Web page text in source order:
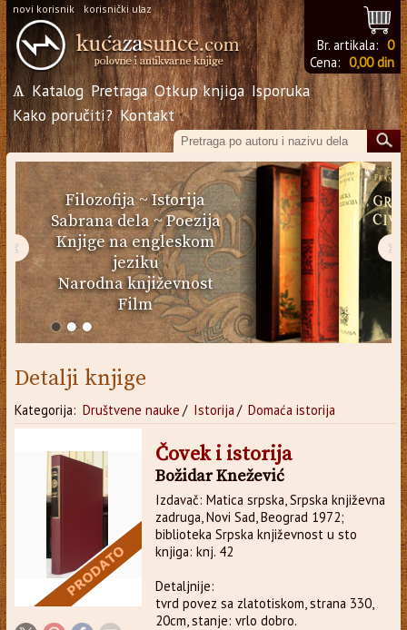
novi korisnik korisnički ulaz
Br. artikala: 0
Cena: 0,00 din
Ѧ Katalog Pretraga Otkup knjiga Isporuka
Kako poručiti? Kontakt
Filozofija~Istorija
Sabrana dela~Poezija
Knjige na engleskom
jeziku
Narodna književnost
Film
‹ ›
Detalji knjige
Kategorija: Društvene nauke / Istorija/ Domaća istorija
Čovek i istorija
Božidar Knežević
Izdavač: Matica srpska, Srpska književna
zadruga, Novi Sad, Beograd 1972;
biblioteka Srpska književnost u sto
knjiga: knj. 42
Detaljnije:
tvrd povez sa zlatotiskom, strana 330,
20cm, stanje: vrlo dobro.